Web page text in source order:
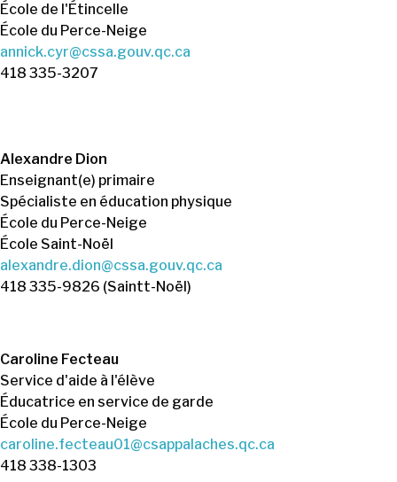
École de l'Étincelle
École du Perce-Neige
annick.cyr@cssa.gouv.qc.ca
418 335-3207
Alexandre Dion
Enseignant(e) primaire
Spécialiste en éducation physique
École du Perce-Neige
École Saint-Noël
alexandre.dion@cssa.gouv.qc.ca
418 335-9826 (Saintt-Noël)
Caroline Fecteau
Service d'aide à l'élève
Éducatrice en service de garde
École du Perce-Neige
caroline.fecteau01@csappalaches.qc.ca
418 338-1303